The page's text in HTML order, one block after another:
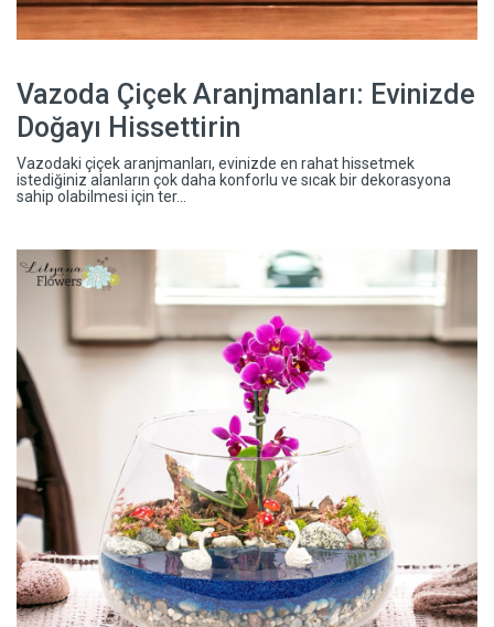
Vazoda Çiçek Aranjmanları: Evinizde
Doğayı Hissettirin
Vazodaki çiçek aranjmanları, evinizde en rahat hissetmek
istediğiniz alanların çok daha konforlu ve sıcak bir dekorasyona
sahip olabilmesi için ter...